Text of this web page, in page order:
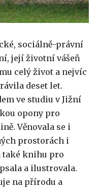
sociálně-právní
její životní vášeň
celý život a nejvíc
deset let.
ve studiu v Jižní
opony pro
Věnovala se i
prostorách i
také knihu pro
a ilustrovala.
na přírodu a